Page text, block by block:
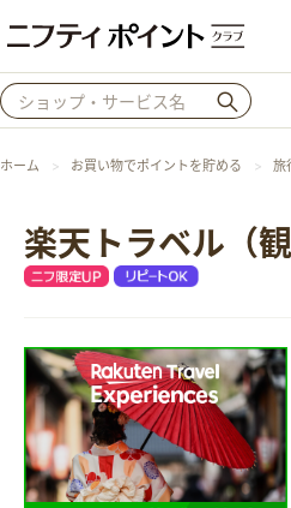
ホーム お買い物でポイントを貯める 旅
楽天トラベル（観